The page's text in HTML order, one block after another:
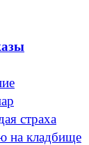
страха
на кладбище